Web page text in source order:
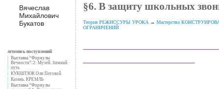
Вячеслав
Михайлович
Букатов
летопись поступлений
Выставка “Формулы
Вечности”:2: Музей. Зимний
путь
КУНШТЮК Оли Пеговой
Казань. КРЕМЛЬ
Выставка “Формулы
§6. В защиту школьных
Теория РЕЖИССУРЫ УРОКА→ Мастерство
ОГРАНИЧЕНИЙ